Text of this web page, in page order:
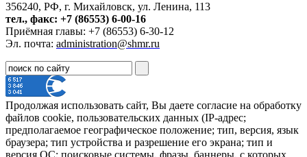
356240, РФ, г. Михайловск, ул. Ленина, 113
тел., факс: +7 (86553) 6-00-16
Приёмная главы: +7 (86553) 6-30-12
Эл. почта: administration@shmr.ru
Продолжая использовать сайт, Вы даете согласие на обработку
файлов cookie, пользовательских данных (IP-адрес;
предполагаемое географическое положение; тип, версия, язык
браузера; тип устройства и разрешение его экрана; тип и